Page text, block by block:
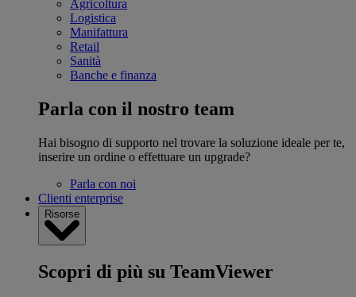
Agricoltura
Logistica
Manifattura
Retail
Sanità
Banche e finanza
Parla con il nostro team
Hai bisogno di supporto nel trovare la soluzione ideale per te,
inserire un ordine o effettuare un upgrade?
Parla con noi
Clienti enterprise
Risorse
Scopri di più su TeamViewer